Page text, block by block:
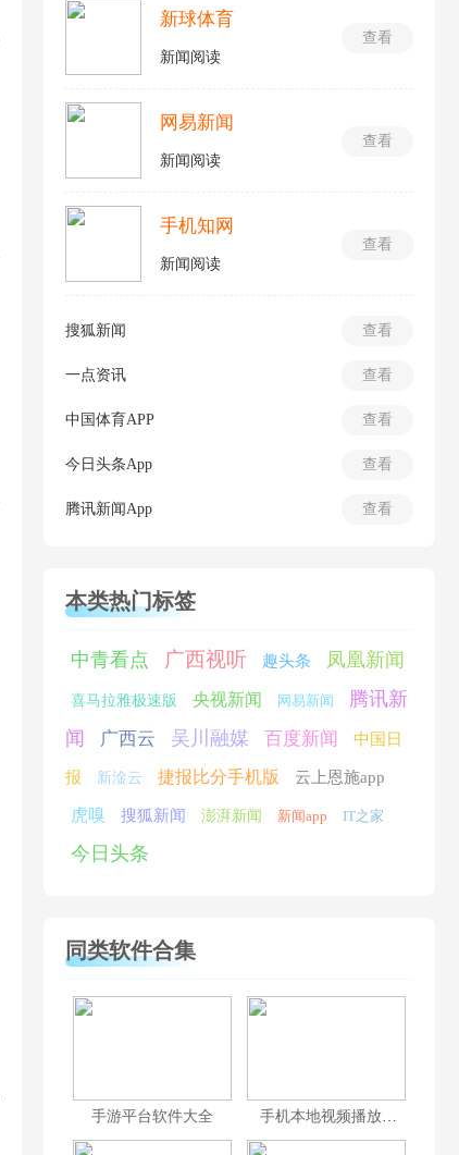
查看
新球体育
新闻阅读
查看
网易新闻
新闻阅读
查看
手机知网
新闻阅读
查看
搜狐新闻
查看
一点资讯
查看
中国体育APP
查看
今日头条App
查看
腾讯新闻App
本类热门标签
中青看点 广西视听 趣头条 凤凰新闻
喜马拉雅极速版 央视新闻 网易新闻
腾讯新
闻
广西云 吴川融媒 百度新闻 中国日
报 新淦云 捷报比分手机版 云上恩施app
虎嗅 搜狐新闻 澎湃新闻 新闻app IT之家
今日头条
同类软件合集
手游平台软件大全 手机本地视频播放器合集